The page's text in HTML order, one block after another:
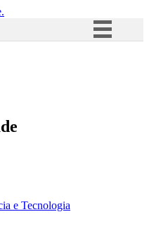
Acesso à informação
e Tecnologia